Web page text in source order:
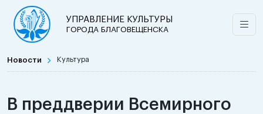
УПРАВЛЕНИЕ КУЛЬТУРЫ
ГОРОДА БЛАГОВЕЩЕНСКА
Новости Культура
В преддверии Всемирного